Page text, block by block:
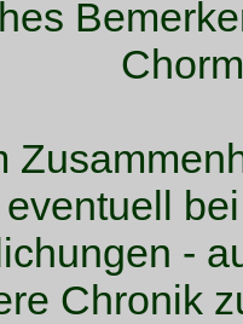
eventuell
-
Chronik